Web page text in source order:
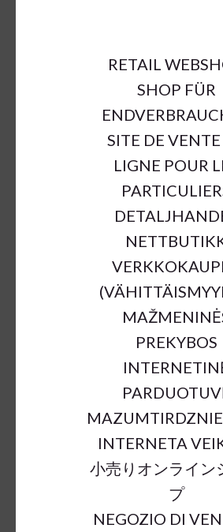
LARIX CONES
850GR IN BOX
h = height
59748
RETAIL
SHOP FÜR
SITE DE VENTE
LIGNE POUR
PREKYBOS
INTERNETA
小売りオンライン
プ
NEGOZIO DI